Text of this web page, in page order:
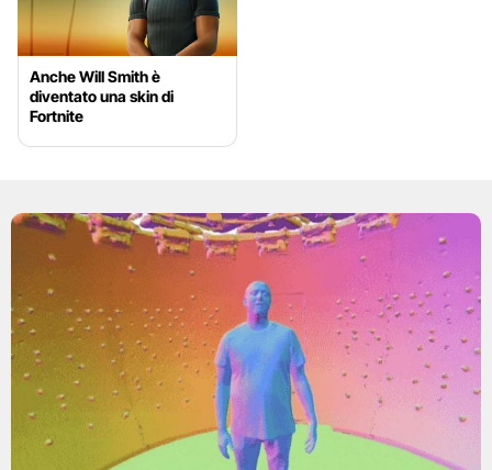
Anche Will Smith è
diventato una skin di
Fortnite